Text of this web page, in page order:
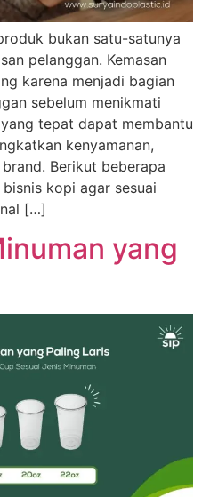
bukan satu-satunya
pelanggan. Kemasan
karena menjadi bagian
sebelum menikmati
tepat dapat membantu
kenyamanan,
Berikut beberapa
kopi agar sesuai
[…]
yang